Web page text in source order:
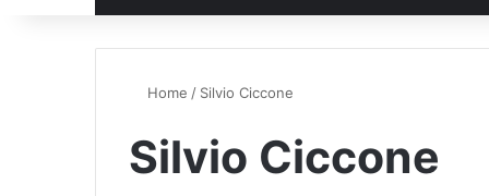
Home / Silvio Ciccone
Silvio Ciccone